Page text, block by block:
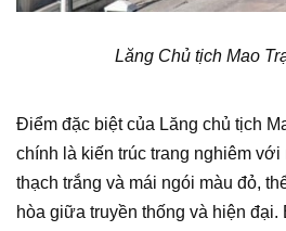
Lăng Chủ tịch Mao
Điểm đặc biệt của Lăng chủ tịch
chính là kiến trúc trang nghiêm với
thạch trắng và mái ngói màu đỏ,
hòa giữa truyền thống và hiện đại.